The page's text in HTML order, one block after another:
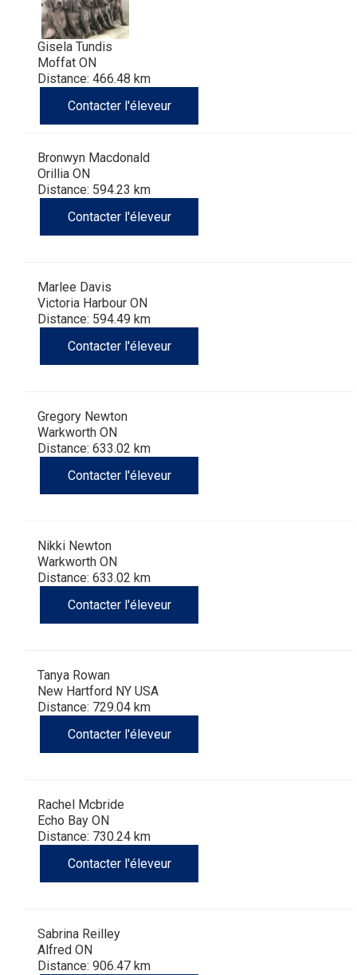
Sin
Pelo
Peru)
lisse
poil
dur
de
Weimar
du
Tibet
Laika
Gisela Tundis
Moffat ON
Distance: 466.48 km
Contacter l'éleveur
Bronwyn Macdonald
Orillia ON
Distance: 594.23 km
Contacter l'éleveur
Marlee Davis
Victoria Harbour ON
Distance: 594.49 km
Contacter l'éleveur
Gregory Newton
Warkworth ON
Distance: 633.02 km
Contacter l'éleveur
Nikki Newton
Warkworth ON
Distance: 633.02 km
Contacter l'éleveur
Tanya Rowan
New Hartford NY USA
Distance: 729.04 km
Contacter l'éleveur
Rachel Mcbride
Echo Bay ON
Distance: 730.24 km
Contacter l'éleveur
Sabrina Reilley
Alfred ON
Distance: 906.47 km